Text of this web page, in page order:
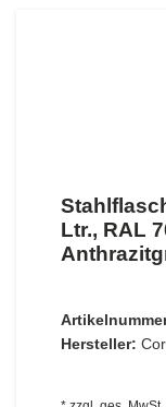
Ltr., RAL
Hersteller: